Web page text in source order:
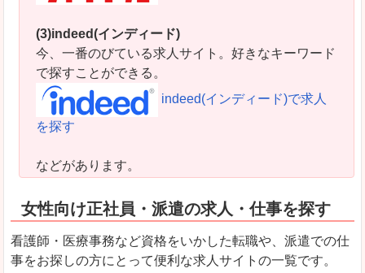
(3)indeed(インディード)
今、一番のびている求人サイト。好きなキーワード
で探すことができる。
indeed(インディード)で求人
を探す
などがあります。
女性向け正社員・派遣の求人・仕事を探す
看護師・医療事務など資格をいかした転職や、派遣での仕
事をお探しの方にとって便利な求人サイトの一覧です。